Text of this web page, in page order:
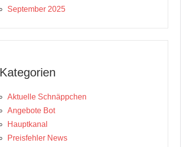
September 2025
Kategorien
Aktuelle Schnäppchen
Angebote Bot
Hauptkanal
Preisfehler News